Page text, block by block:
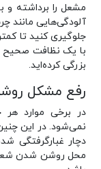
مشعل را برداشته و
آلودگی‌هایی مانند
جلوگیری کنید تا
با یک نظافت صحیح
بزرگی کرده‌اید.
رفع مشکل
در برخی موارد
نمی‌شود. در این
دچار غبارگرفتگی
محل روشن شدن